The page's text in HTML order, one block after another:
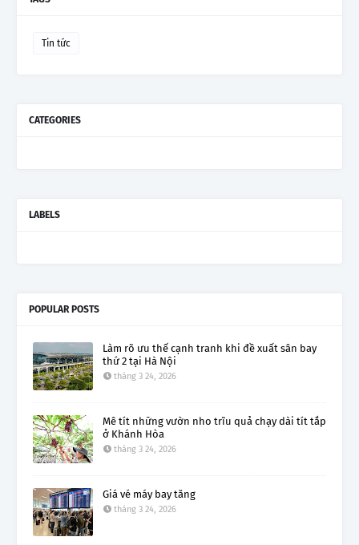
Tin tức
CATEGORIES
LABELS
POPULAR POSTS
Làm rõ ưu thế cạnh tranh khi đề xuất sân bay
thứ 2 tại Hà Nội
tháng 3 24, 2026
Mê tít những vườn nho trĩu quả chạy dài tít tắp
ở Khánh Hòa
tháng 3 24, 2026
Giá vé máy bay tăng
tháng 3 24, 2026